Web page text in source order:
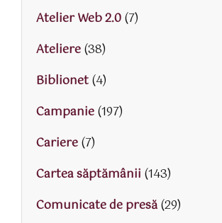
Atelier Web 2.0(7)
Ateliere(38)
Biblionet(4)
Campanie(197)
Cariere(7)
Cartea săptămânii (143)
Comunicate de presă(29)